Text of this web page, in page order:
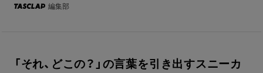
編集部
「それ、どこの？」の言葉を引き出すスニーカ